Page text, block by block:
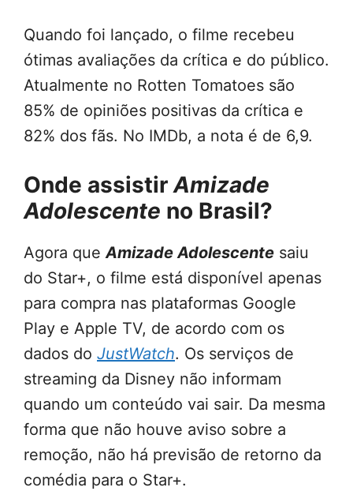
Quando foi lançado, o filme recebeu
ótimas avaliações da crítica e do público.
Atualmente no Rotten Tomatoes são
85% de opiniões positivas da crítica e
82% dos fãs. No IMDb, a nota é de 6,9.
Onde assistirAmizade
Adolescente no Brasil?
Agora queAmizade Adolescente saiu
do Star+, o filme está disponível apenas
para compra nas plataformas Google
Play e Apple TV, de acordo com os
dados do JustWatch. Os serviços de
streaming da Disney não informam
quando um conteúdo vai sair. Da mesma
forma que não houve aviso sobre a
remoção, não há previsão de retorno da
comédia para o Star+.